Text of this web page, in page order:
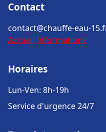
Contact
contact@chauffe-eau-
Accueil Informations
Horaires
Lun-Ven: 8h-19h
Service d'urgence 24/7